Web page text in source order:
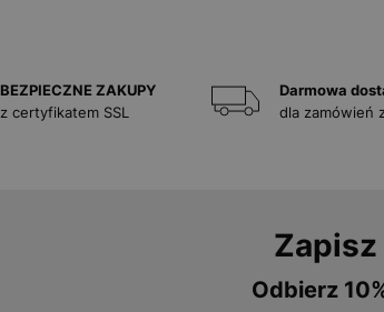
BEZPIECZNE ZAKUPY
z certyfikatem SSL
Darmowa
dla zamówień
Odbierz